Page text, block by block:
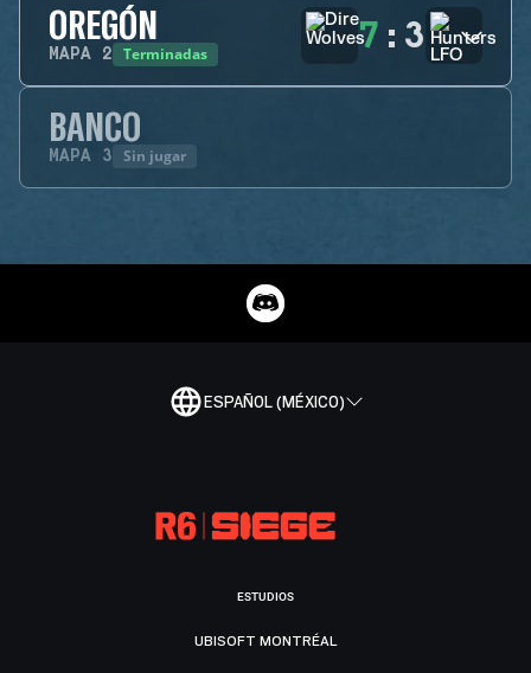
OREGÓN
MAPA 2 Terminadas 7 : 3
BANCO
MAPA 3 Sin jugar
ESPAÑOL (MÉXICO)
ESTUDIOS
UBISOFT MONTRÉAL